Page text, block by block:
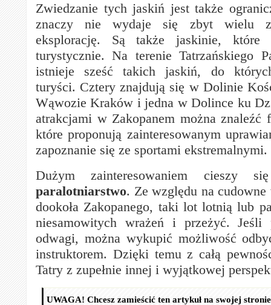
Zwiedzanie tych jaskiń jest także
znaczy nie wydaje się zbyt wielu
eksplorację. Są także jaskinie, które
turystycznie. Na terenie Tatrzańskiego
istnieje sześć takich jaskiń, do
turyści. Cztery znajdują się w Dolinie
Wąwozie Kraków i jedna w Dolince ku
atrakcjami w Zakopanem można
które proponują zainteresowanym
zapoznanie się ze sportami ekstremalnymi.
Dużym zainteresowaniem cieszy
paralotniarstwo. Ze względu na
dookoła Zakopanego, taki lot lotnią lub
niesamowitych wrażeń i przeżyć. Jeśli
odwagi, można wykupić możliwość
instruktorem. Dzięki temu z całą
Tatry z zupełnie innej i wyjątkowej
UWAGA! Chcesz zamieścić ten artykuł na swojej